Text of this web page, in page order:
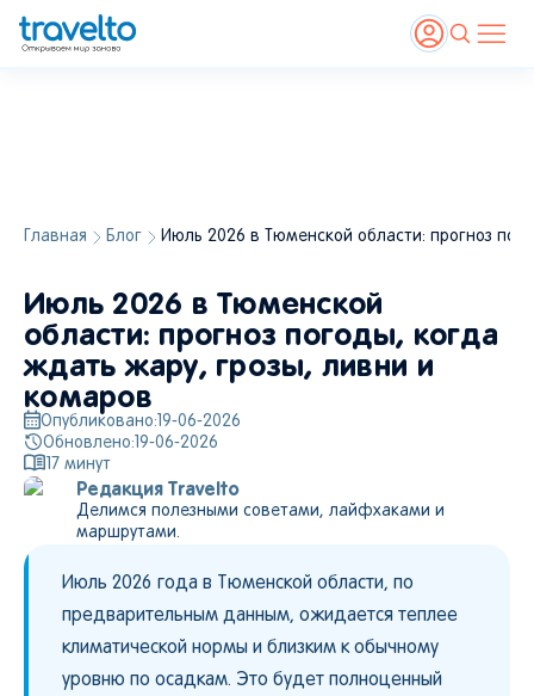
Главная Блог Июль 2026 в Тюменской области: прогноз
Июль 2026 в Тюменской
области: прогноз погоды, когда
ждать жару, грозы, ливни и
комаров
Опубликовано: 19-06-2026
Обновлено: 19-06-2026
17 минут
Редакция Travelto
Делимся полезными советами, лайфхаками и
маршрутами.
Июль 2026 года в Тюменской области, по
предварительным данным, ожидается теплее
климатической нормы и близким к обычному
уровню по осадкам. Это будет полноценный